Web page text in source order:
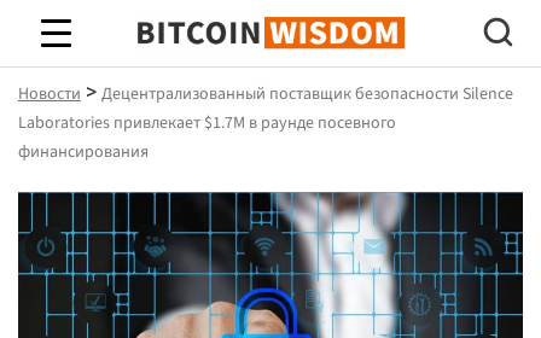
Биткойн Мудрость
Новости > Децентрализованный поставщик безопасности Silence
Laboratories привлекает $1.7M в раунде посевного
финансирования